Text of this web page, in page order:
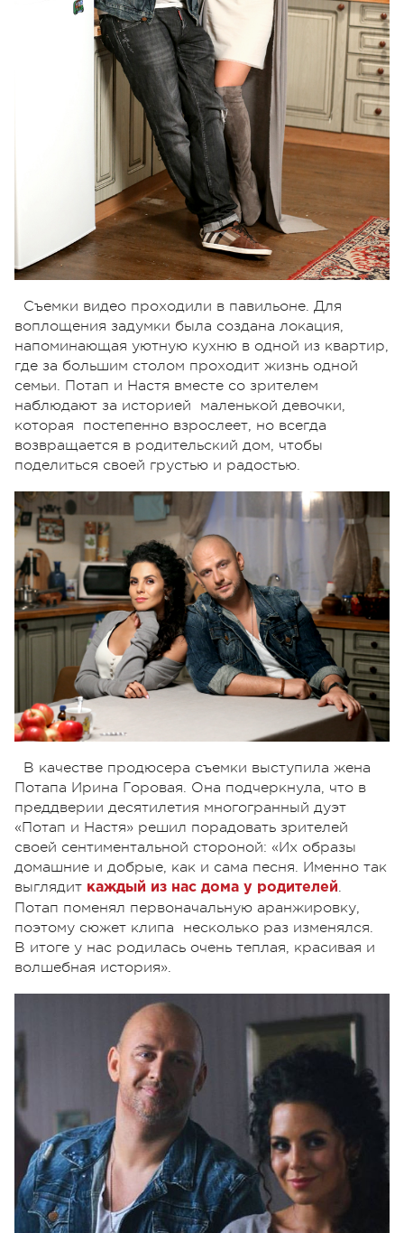
Съемки видео проходили в павильоне. Для
воплощения задумки была создана локация,
напоминающая уютную кухню в одной из квартир,
где за большим столом проходит жизнь одной
семьи. Потап и Настя вместе со зрителем
наблюдают за историей маленькой девочки,
которая постепенно взрослеет, но всегда
возвращается в родительский дом, чтобы
поделиться своей грустью и радостью.
В качестве продюсера съемки выступила жена
Потапа Ирина Горовая. Она подчеркнула, что в
преддверии десятилетия многогранный дуэт
«Потап и Настя» решил порадовать зрителей
своей сентиментальной стороной: «Их образы
домашние и добрые, как и сама песня. Именно так
выглядит каждый из нас дома у родителей.
Потап поменял первоначальную аранжировку,
поэтому сюжет клипа несколько раз изменялся.
В итоге у нас родилась очень теплая, красивая и
волшебная история».